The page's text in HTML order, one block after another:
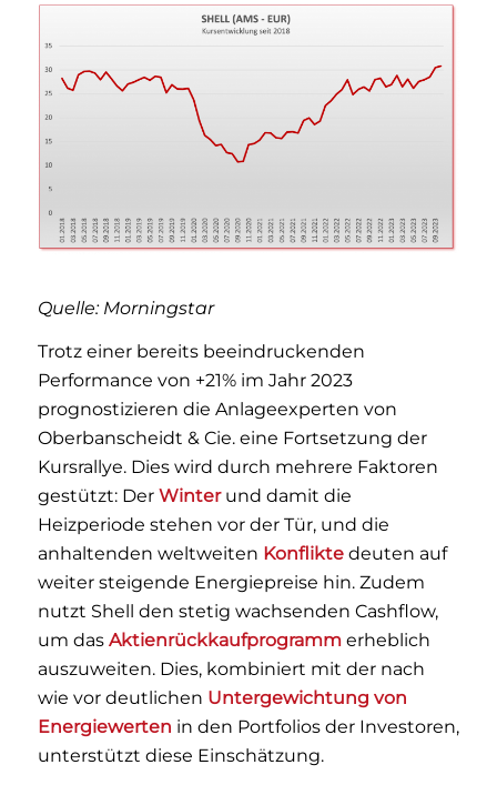
Quelle: Morningstar
Trotz einer bereits beeindruckenden
Performance von +21% im Jahr 2023
prognostizieren die Anlageexperten von
Oberbanscheidt & Cie. eine Fortsetzung der
Kursrallye. Dies wird durch mehrere Faktoren
gestützt: Der Winterund damit die
Heizperiode stehen vor der Tür, und die
anhaltenden weltweiten Konfliktedeuten auf
weiter steigende Energiepreise hin. Zudem
nutzt Shell den stetig wachsenden Cashflow,
um das Aktienrückkaufprogrammerheblich
auszuweiten. Dies, kombiniert mit der nach
wie vor deutlichen Untergewichtung von
Energiewerten in den Portfolios der Investoren,
unterstützt diese Einschätzung.